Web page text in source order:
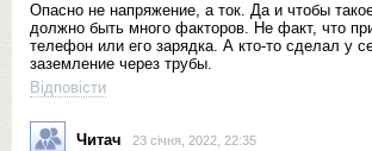
Опасно не напряжение, а ток. Да и чтобы
должно быть много факторов. Не факт, что
телефон или его зарядка. А кто-то сделал у
заземление через трубы.
Відповісти
Читач 23 січня, 2022, 22:35